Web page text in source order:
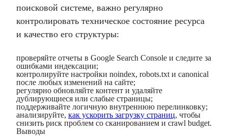
поисковой системе, важно регулярно
контролировать техническое состояние ресурса
и качество его структуры:
проверяйте отчеты в Google Search Console и следите за
ошибками индексации;
контролируйте настройки noindex, robots.txt и canonical
после любых изменений на сайте;
регулярно обновляйте контент и удаляйте
дублирующиеся или слабые страницы;
поддерживайте логичную внутреннюю перелинковку;
анализируйте, как ускорить загрузку страниц, чтобы
снизить риск проблем со сканированием и crawl budget.
Выводы